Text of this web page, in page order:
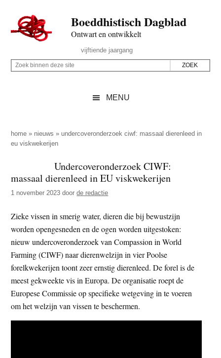
naar
de
inhoud
secondary
naar
de
sidebar
naar
de
Boeddhistisch Dagblad
Ontwart en ontwikkelt
Rechts
vijftiende jaargang
Z
p
d
z
e
i
t
e
Z
i
n
n
d
z
e
s
i
t
e
MENU
home » nieuws »undercoveronderzoek ciwf: massaal dierenleed in
eu viskwekerijen
Undercoveronderzoek CIWF:
massaal dierenleed in EU viskwekerijen
1 november 2023 doorde redactie
Zieke vissen in smerig water, dieren die bij bewustzijn
worden opengesneden en de ogen worden uitgestoken:
nieuw undercoveronderzoek van Compassion in World
Farming (CIWF) naar dierenwelzijn in vier Poolse
forelkwekerijen toont zeer ernstig dierenleed. De forel is de
meest gekweekte vis in Europa. De organisatie roept de
Europese Commissie op specifieke wetgeving in te voeren
om het welzijn van vissen te beschermen.